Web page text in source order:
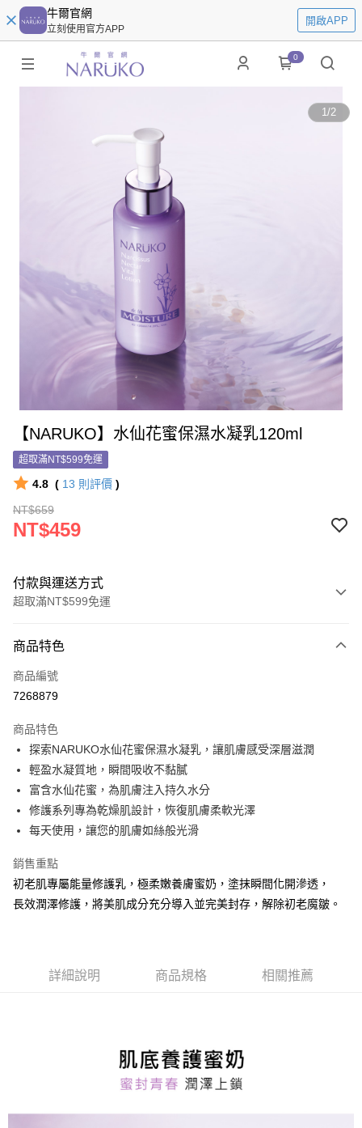
牛爾官網
立刻使用官方APP
開啟APP
0
1/2
【NARUKO】水仙花蜜保濕水凝乳120ml
超取滿NT$599免運
4.8 ( 13 則評價 )
NT$659
NT$459
付款與運送方式
超取滿NT$599免運
信用卡一次付款
信用卡分期付款
合作金庫商業銀行
華南商業銀行
彰化商業銀行
上海商業儲蓄銀行
國泰世華商業銀行
兆豐國際商業銀行
臺灣中小企業銀行
台中商業銀行
匯豐（台灣）商業銀行
華泰商業銀行
聯邦商業銀行
遠東國際商業銀行
元大商業銀行
台新國際商業銀行
中國信託商業銀行
台灣樂天信用卡公司
6 期 0 利率 每期
華南商業銀行
上海商業儲蓄銀行
台北富邦商業銀行
國泰世華商業銀行
兆豐國際商業銀行
臺灣中小企業銀行
台中商業銀行
聯邦商業銀行
元大商業銀行
永豐商業銀行
玉山商業銀行
星展（台灣）商業銀行
超商取貨付款
LINE Pay
Apple Pay
街口支付
悠遊付
1.本服務由台灣大哥大提供，台灣大哥大用戶可立即使用無須另外申請。
2.付款方式選擇「大哥付你分期」，訂單成立後會自動跳轉到大哥付的交易
消。如遇「轉專審核」未通過狀況，表示未達大哥付你分期系統評分，恕無
醒簡訊。
相關說明
１．簡單：不需註冊會員、不需綁卡、不需儲值。
２．便利：只要手機號碼，簡訊認證，即可結帳。
３．安心：先確認商品／服務後，再付款。
商品特色
商品編號
7268879
商品特色
探索NARUKO水仙花蜜保濕水凝乳，讓肌膚感受深層滋潤
輕盈水凝質地，瞬間吸收不黏膩
富含水仙花蜜，為肌膚注入持久水分
修護系列專為乾燥肌設計，恢復肌膚柔軟光澤
每天使用，讓您的肌膚如絲般光滑
銷售重點
初老肌專屬能量修護乳，極柔嫩養膚蜜奶，塗抹瞬間化開滲透，
長效潤澤修護，將美肌成分充分導入並完美封存，解除初老魔皺。
詳細說明 商品規格 相關推薦